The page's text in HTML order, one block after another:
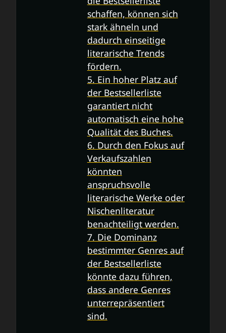
schaffen, können sich
stark ähneln und
dadurch einseitige
literarische Trends
fördern.
5. Ein hoher Platz auf
der Bestsellerliste
garantiert nicht
automatisch eine hohe
Qualität des Buches.
6. Durch den Fokus auf
Verkaufszahlen
könnten
anspruchsvolle
literarische Werke oder
Nischenliteratur
benachteiligt werden.
7. Die Dominanz
bestimmter Genres auf
der Bestsellerliste
könnte dazu führen,
dass andere Genres
unterrepräsentiert
sind.